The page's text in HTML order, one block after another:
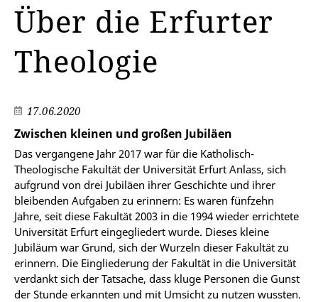
Über die Erfurter
Theologie
17.06.2020
Zwischen kleinen und großen Jubiläen
Das vergangene Jahr 2017 war für die Katholisch-
Theologische Fakultät der Universität Erfurt Anlass, sich
aufgrund von drei Jubiläen ihrer Geschichte und ihrer
bleibenden Aufgaben zu erinnern: Es waren fünfzehn
Jahre, seit diese Fakultät 2003 in die 1994 wieder errichtete
Universität Erfurt eingegliedert wurde. Dieses kleine
Jubiläum war Grund, sich der Wurzeln dieser Fakultät zu
erinnern. Die Eingliederung der Fakultät in die Universität
verdankt sich der Tatsache, dass kluge Personen die Gunst
der Stunde erkannten und mit Umsicht zu nutzen wussten.